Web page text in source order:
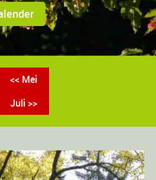
<< Mei
Juli >>